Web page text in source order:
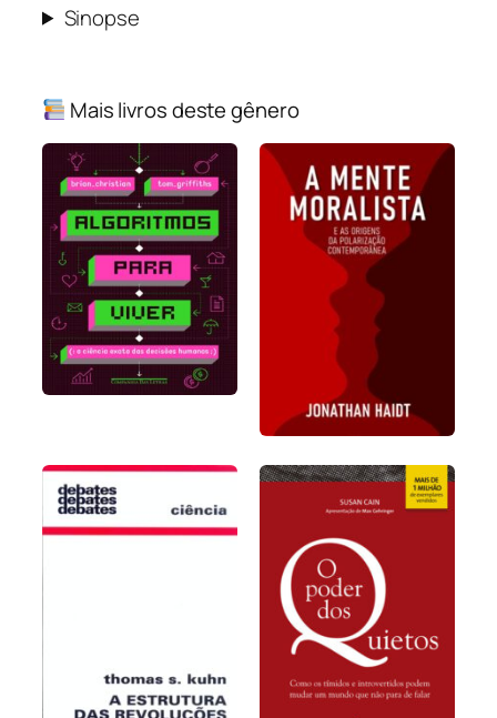
Sinopse
Mais livros deste gênero